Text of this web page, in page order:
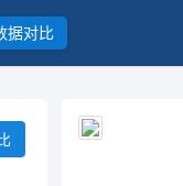
据对比